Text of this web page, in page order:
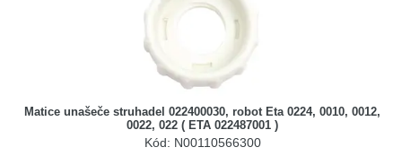
Matice unašeče struhadel 022400030, robot Eta 0224, 0010, 0012,
0022, 022 ( ETA 022487001 )
Kód: N00110566300